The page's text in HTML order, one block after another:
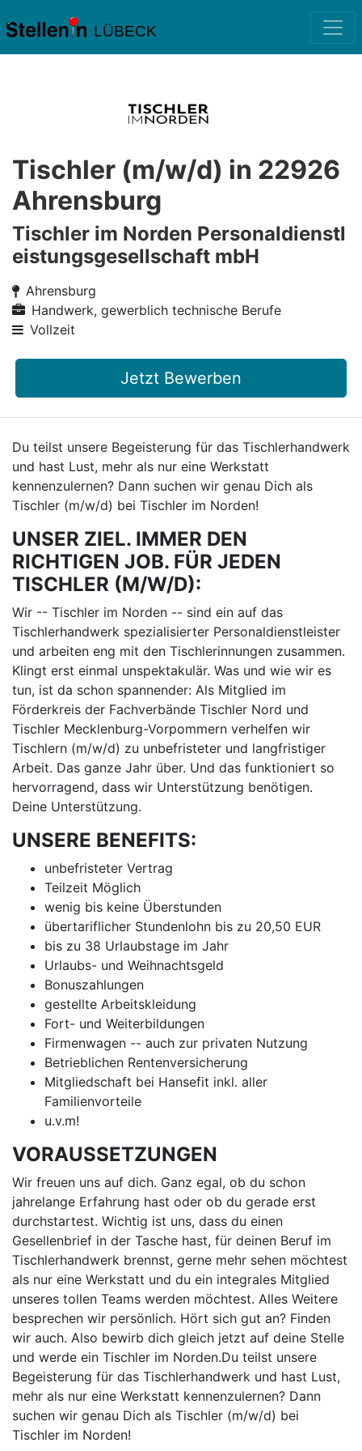
LÜBECK
Tischler (m/w/d) in 22926
Ahrensburg
Tischler im Norden Personaldienstl
eistungsgesellschaft mbH
Ahrensburg
Handwerk, gewerblich technische Berufe
Vollzeit
Jetzt Bewerben
Du teilst unsere Begeisterung für das Tischlerhandwerk
und hast Lust, mehr als nur eine Werkstatt
kennenzulernen? Dann suchen wir genau Dich als
Tischler (m/w/d) bei Tischler im Norden!
UNSER ZIEL. IMMER DEN
RICHTIGEN JOB. FÜR JEDEN
TISCHLER (M/W/D):
Wir -- Tischler im Norden -- sind ein auf das
Tischlerhandwerk spezialisierter Personaldienstleister
und arbeiten eng mit den Tischlerinnungen zusammen.
Klingt erst einmal unspektakulär. Was und wie wir es
tun, ist da schon spannender: Als Mitglied im
Förderkreis der Fachverbände Tischler Nord und
Tischler Mecklenburg-Vorpommern verhelfen wir
Tischlern (m/w/d) zu unbefristeter und langfristiger
Arbeit. Das ganze Jahr über. Und das funktioniert so
hervorragend, dass wir Unterstützung benötigen.
Deine Unterstützung.
UNSERE BENEFITS:
unbefristeter Vertrag
Teilzeit Möglich
wenig bis keine Überstunden
übertariflicher Stundenlohn bis zu 20,50 EUR
bis zu 38 Urlaubstage im Jahr
Urlaubs- und Weihnachtsgeld
Bonuszahlungen
gestellte Arbeitskleidung
Fort- und Weiterbildungen
Firmenwagen -- auch zur privaten Nutzung
Betrieblichen Rentenversicherung
Mitgliedschaft bei Hansefit inkl. aller
Familienvorteile
u.v.m!
VORAUSSETZUNGEN
Wir freuen uns auf dich. Ganz egal, ob du schon
jahrelange Erfahrung hast oder ob du gerade erst
durchstartest. Wichtig ist uns, dass du einen
Gesellenbrief in der Tasche hast, für deinen Beruf im
Tischlerhandwerk brennst, gerne mehr sehen möchtest
als nur eine Werkstatt und du ein integrales Mitglied
unseres tollen Teams werden möchtest. Alles Weitere
besprechen wir persönlich. Hört sich gut an? Finden
wir auch. Also bewirb dich gleich jetzt auf deine Stelle
und werde ein Tischler im Norden.Du teilst unsere
Begeisterung für das Tischlerhandwerk und hast Lust,
mehr als nur eine Werkstatt kennenzulernen? Dann
suchen wir genau Dich als Tischler (m/w/d) bei
Tischler im Norden!